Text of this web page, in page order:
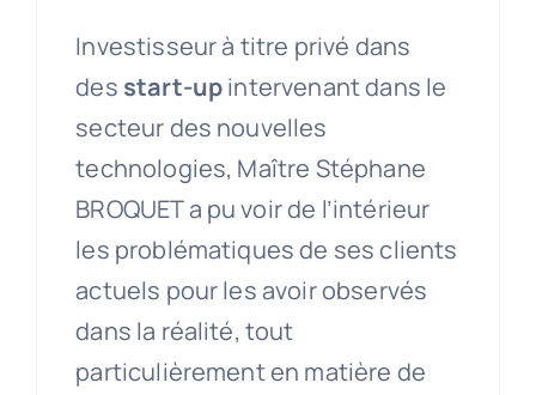
Investisseur à titre privé dans
des start-upintervenant dans le
secteur des nouvelles
technologies, Maître Stéphane
BROQUET a pu voir de l’intérieur
les problématiques de ses clients
actuels pour les avoir observés
dans la réalité, tout
particulièrement en matière de